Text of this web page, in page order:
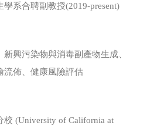
系合聘副教授(2019-present)
興污染物與消毒副產物生成、
流佈、健康風險評估
(University of California at